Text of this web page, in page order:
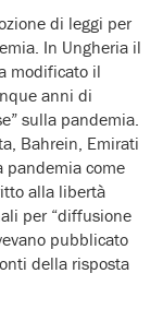
di leggi per
In Ungheria il
modificato il
anni di
sulla pandemia.
Bahrein, Emirati
pandemia come
alla libertà
per “diffusione
pubblicato
della risposta